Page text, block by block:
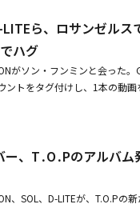
LITEは「泣かないでください
オーナーは秋山成勲の妻でモ
に妻のSHIHOに電話をかけ、
集も買ったそうだよ。代わっ
提案すると、オーナーは逆に
聞いた時はめちゃくちゃ羨ま
ためにミニファンミーティン
が日本に！新バラエティ「サ
、佐々木朗希と対面！サイ
負けの無邪気さが爆発する、
ている。特に3人は、BTS（
山成勲と、「全国民AIコンテ
、そして「コーチェラ」でト
超過」を披露し、大胆なパフ
。登録者数の合計が約700万
さらに高めた。まず、秋山成
がら、それぞれのスタイルで
ジューと焼かれる牛タンに満
LITEら、ロサンゼル
ハグ
がソン・フンミンと会った
ントをタグ付けし、1本の動
あるロサンゼルスFCも、公
ン・フンミン、BIGBANGの
ランドC社のアンバサダー兼
着用していた。G-DRAGONは
スを披露した。特に彼は、ソ
ー、T․O․Pのアルバ
、SOL、D-LITEが、T.O.P